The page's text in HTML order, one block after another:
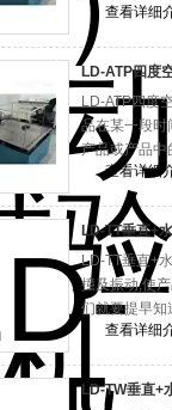
查看详细
LD-ATP四度
LD-ATP四度
品在某一段时
产品或产品中
查看详细
LD-TT垂直+
LD-TT垂直+
撞及振动,使
们就要提早知
查看详细
LD-TW垂直+